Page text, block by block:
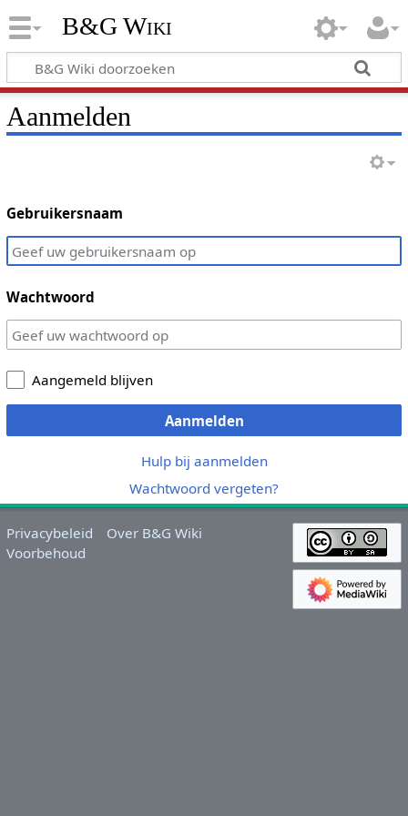
B&G Wiki
Aanmelden
Gebruikersnaam
Wachtwoord
Aangemeld blijven
Aanmelden
Hulp bij aanmelden
Wachtwoord vergeten?
Privacybeleid
Over B&G Wiki
Voorbehoud